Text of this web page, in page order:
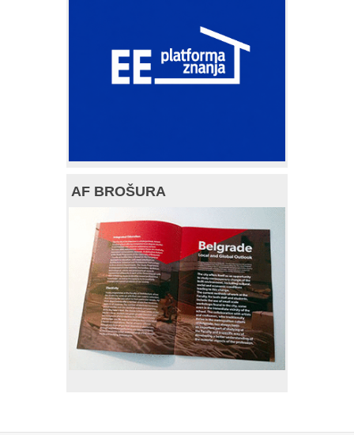
AF BROŠURA